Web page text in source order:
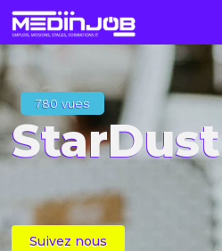
780 vues
StarDust
Suivez nous